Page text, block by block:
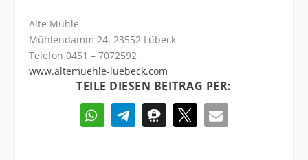
Alte Mühle
Mühlendamm 24, 23552 Lübeck
Telefon 0451 – 7072592
www.altemuehle-luebeck.com
TEILE DIESEN BEITRAG PER: